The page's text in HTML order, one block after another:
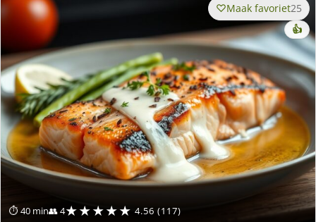
⏱ 40 min👥 4★★★★★ 4.56 (117)
Maak favoriet25
👍